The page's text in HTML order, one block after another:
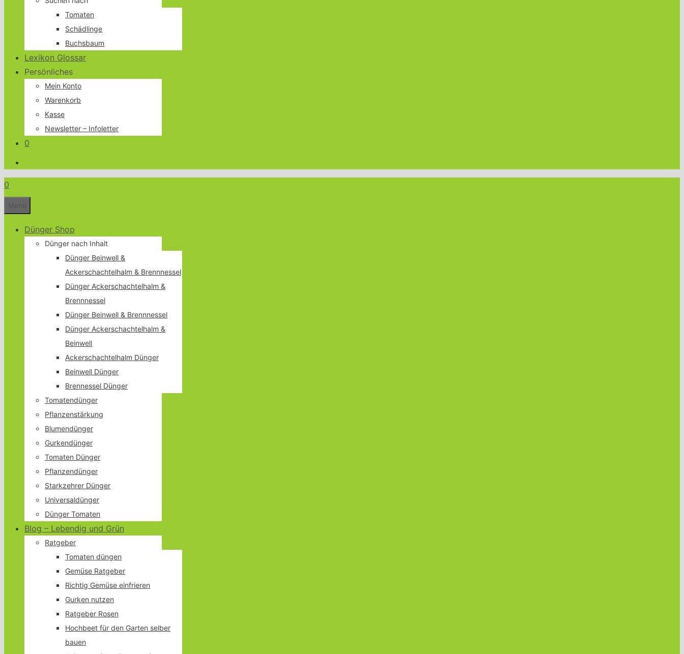
Tomaten
Schädlinge
Buchsbaum
Lexikon Glossar
Persönliches
Mein Konto
Warenkorb
Kasse
Newsletter – Infoletter
0
0
Dünger Shop
Dünger nach Inhalt
Dünger Beinwell &
Ackerschachtelhalm & Brennnessel
Dünger Ackerschachtelhalm &
Brennnessel
Dünger Beinwell & Brennnessel
Dünger Ackerschachtelhalm &
Beinwell
Ackerschachtelhalm Dünger
Beinwell Dünger
Brennessel Dünger
Tomatendünger
Pflanzenstärkung
Blumendünger
Gurkendünger
Tomaten Dünger
Pflanzendünger
Starkzehrer Dünger
Universaldünger
Dünger Tomaten
Blog – Lebendig und Grün
Ratgeber
Tomaten düngen
Gemüse Ratgeber
Richtig Gemüse einfrieren
Gurken nutzen
Ratgeber Rosen
Hochbeet für den Garten selber
bauen